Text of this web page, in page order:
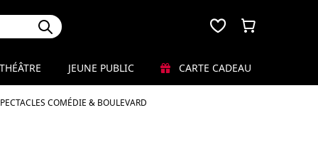
COMÉDIE & BOULEVARD
JEUNE PUBLIC CARTE CADEAU